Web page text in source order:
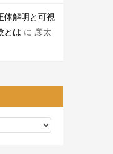
体解明と可視
とは に 彦太